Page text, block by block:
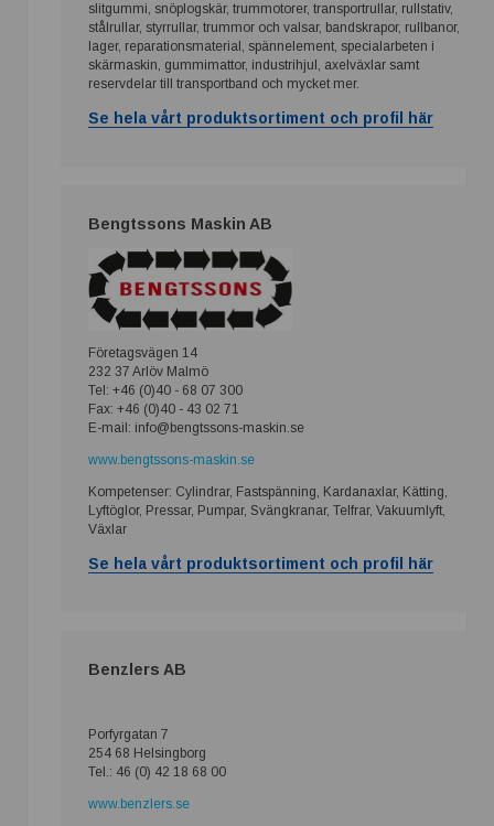
slitgummi, snöplogskär, trummotorer, transportrullar, rullstativ,
stålrullar, styrrullar, trummor och valsar, bandskrapor, rullbanor,
lager, reparationsmaterial, spännelement, specialarbeten i
skärmaskin, gummimattor, industrihjul, axelväxlar samt
reservdelar till transportband och mycket mer.
Se hela vårt produktsortiment och profil här
Bengtssons Maskin AB
Företagsvägen 14
232 37 Arlöv Malmö
Tel: +46 (0)40 - 68 07 300
Fax: +46 (0)40 - 43 02 71
E-mail: info@bengtssons-maskin.se
www.bengtssons-maskin.se
Kompetenser: Cylindrar, Fastspänning, Kardanaxlar, Kätting,
Lyftöglor, Pressar, Pumpar, Svängkranar, Telfrar, Vakuumlyft,
Växlar
Se hela vårt produktsortiment och profil här
Benzlers AB
Porfyrgatan 7
254 68 Helsingborg
Tel.: 46 (0) 42 18 68 00
www.benzlers.se